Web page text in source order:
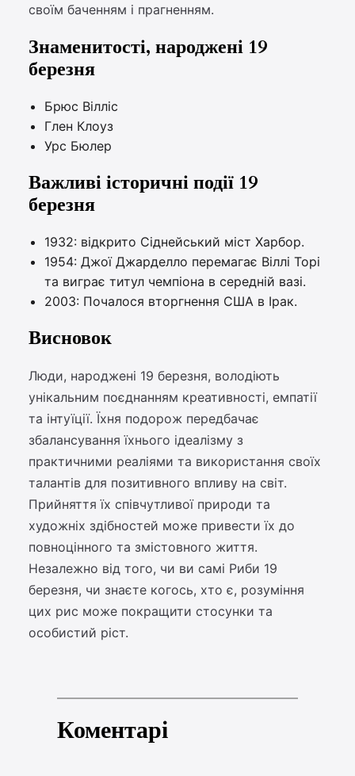
своїм баченням і прагненням.
Знаменитості, народжені 19
березня
Брюс Вілліс
Глен Клоуз
Урс Бюлер
Важливі історичні події 19
березня
1932: відкрито Сіднейський міст Харбор.
1954: Джої Джарделло перемагає Віллі Торі
та виграє титул чемпіона в середній вазі.
2003: Почалося вторгнення США в Ірак.
Висновок
Люди, народжені 19 березня, володіють
унікальним поєднанням креативності, емпатії
та інтуїції. Їхня подорож передбачає
збалансування їхнього ідеалізму з
практичними реаліями та використання своїх
талантів для позитивного впливу на світ.
Прийняття їх співчутливої природи та
художніх здібностей може привести їх до
повноцінного та змістовного життя.
Незалежно від того, чи ви самі Риби 19
березня, чи знаєте когось, хто є, розуміння
цих рис може покращити стосунки та
особистий ріст.
Коментарі